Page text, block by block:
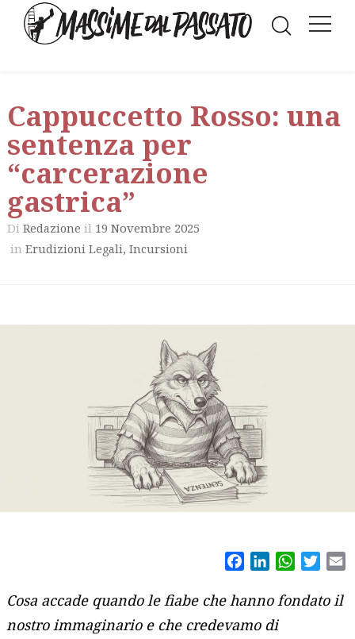
Cappuccetto Rosso: una
sentenza per
“carcerazione
gastrica”
Di Redazione il 19 Novembre 2025
in Erudizioni Legali, Incursioni
FacebookLinkedIn
Cosa accade quando le fiabe che hanno fondato il
nostro immaginario e che credevamo di